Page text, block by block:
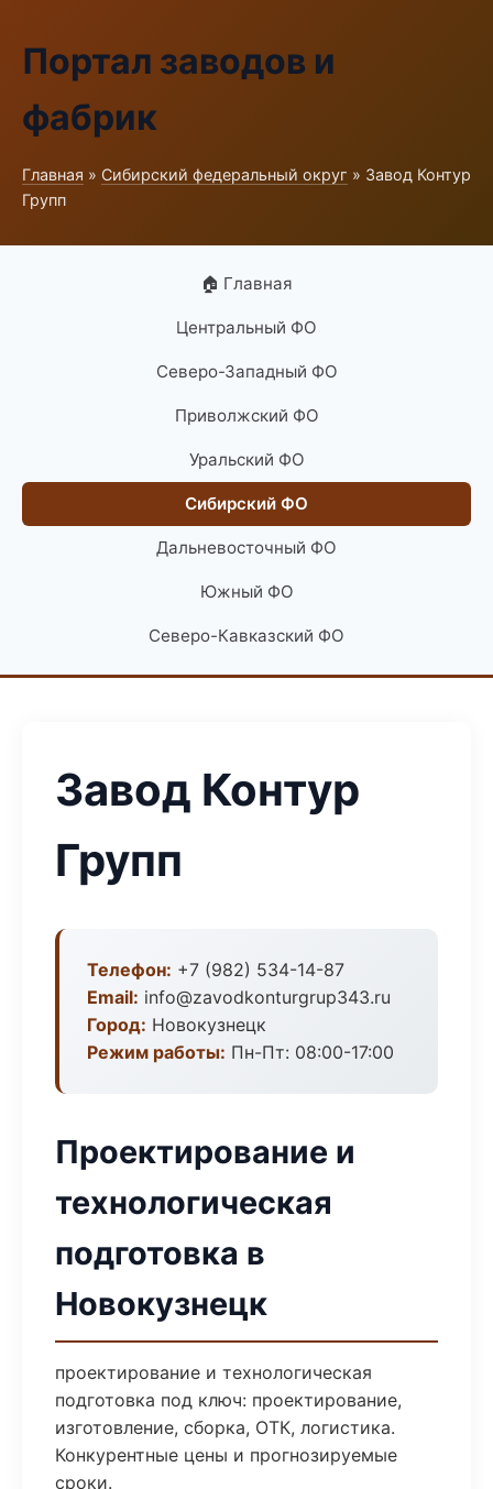
Портал заводов и
фабрик
Главная » Сибирский федеральный округ » Завод Контур
Групп
🏠 Главная
Центральный ФО
Северо-Западный ФО
Приволжский ФО
Уральский ФО
Сибирский ФО
Дальневосточный ФО
Южный ФО
Северо-Кавказский ФО
Завод Контур
Групп
Телефон: +7 (982) 534-14-87
Email: info@zavodkonturgrup343.ru
Город: Новокузнецк
Режим работы: Пн-Пт: 08:00-17:00
Проектирование и
технологическая
подготовка в
Новокузнецк
проектирование и технологическая
подготовка под ключ: проектирование,
изготовление, сборка, ОТК, логистика.
Конкурентные цены и прогнозируемые
сроки.